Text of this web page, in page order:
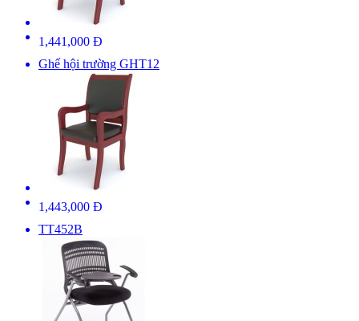
1,441,000 Đ
Ghế hội trường GHT12
1,443,000 Đ
TT452B